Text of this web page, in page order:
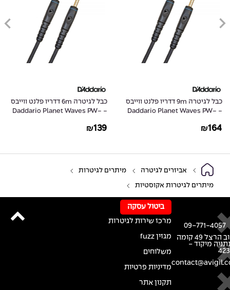
כבל לגיטרה 9m דדריו פלנט ווייבס
- Daddario Planet Waves PW-
₪164
כבל לגיטרה 6m דדריו פלנט ווייבס
- Daddario Planet Waves PW-
₪139
אביזרים לגיטרה מיתרים לגיטרות
מיתרים לגיטרות אקוסטיות
רחוב הרצל 49 קומה
מיקוד -
09-771-4057
ביטול עסקה
מרכז שירות לגיטרות
מגזין fuzz
משלוחים
מדיניות פרטיות
תקנון אתר